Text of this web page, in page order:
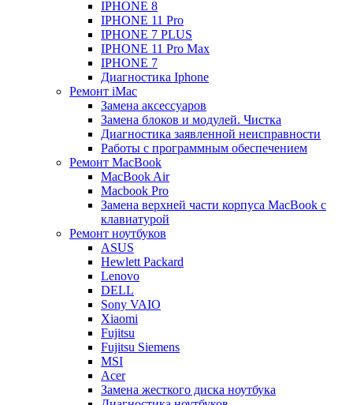
IPHONE 8
IPHONE 11 Pro
IPHONE 7 PLUS
IPHONE 11 Pro Max
IPHONE 7
Диагностика Iphone
Ремонт iMac
Замена аксессуаров
Замена блоков и модулей. Чистка
Диагностика заявленной неисправности
Работы с программным обеспечением
Ремонт MacBook
MacBook Air
Macbook Pro
Замена верхней части корпуса MacBook с
клавиатурой
Ремонт ноутбуков
ASUS
Hewlett Packard
Lenovo
DELL
Sony VAIO
Xiaomi
Fujitsu
Fujitsu Siemens
MSI
Acer
Замена жесткого диска ноутбука